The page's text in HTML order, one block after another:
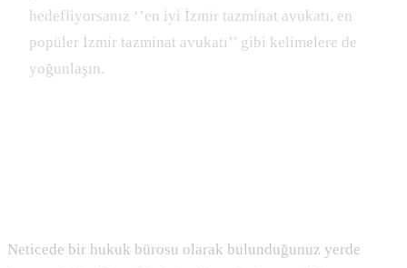
hedefliyorsanız ‘’en iyi İzmir tazminat avukatı, en
popüler İzmir tazminat avukatı’’ gibi kelimelere de
yoğunlaşın.
Neticede bir hukuk bürosu olarak bulunduğunuz yerde